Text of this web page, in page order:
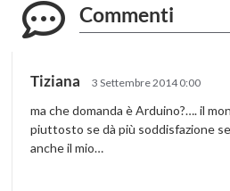
Commenti
Tiziana 3 Settembre 2014 0:00
ma che domanda è Arduino?…. il
piuttosto se dà più soddisfazione
anche il mio…